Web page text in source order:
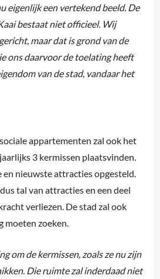
eigenlijk een vertekend beeld. De
bestaat niet officieel. Wij
maar dat is grond van de
ons daarvoor de toelating heeft
van de stad, vandaar het
appartementen zal ook het
3 kermissen plaatsvinden.
en nieuwste attracties opgesteld.
tal van attracties en een deel
verliezen. De stad zal ook
moeten zoeken.
om de kermissen, zoals ze nu zijn
Die ruimte zal inderdaad niet